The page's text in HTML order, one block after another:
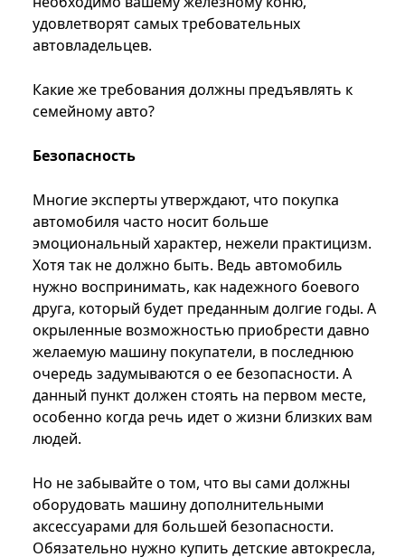
удовлетворят самых требовательных
автовладельцев.
Какие же требования должны предъявлять к
семейному авто?
Безопасность
Многие эксперты утверждают, что покупка
автомобиля часто носит больше
эмоциональный характер, нежели практицизм.
Хотя так не должно быть. Ведь автомобиль
нужно воспринимать, как надежного боевого
друга, который будет преданным долгие годы. А
окрыленные возможностью приобрести давно
желаемую машину покупатели, в последнюю
очередь задумываются о ее безопасности. А
данный пункт должен стоять на первом месте,
особенно когда речь идет о жизни близких вам
людей.
Но не забывайте о том, что вы сами должны
оборудовать машину дополнительными
аксессуарами для большей безопасности.
Обязательно нужно купить детские автокресла,